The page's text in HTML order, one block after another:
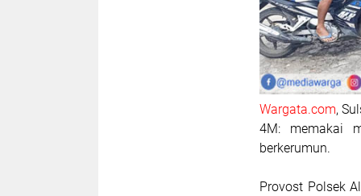
Wargata.com,
4M: memakai
berkerumun.
Provost Polsek